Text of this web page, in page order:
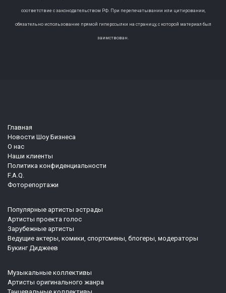
соответствие с законодательством РФ. При перепечатывании или цитировании,
обязательно использование прямой гиперссылки на страницу, с которой материал был
заимствован.
Главная
Новости Шоу Бизнеса
О нас
Наши клиенты
Политика конфиденциальности
F.A.Q.
Фоторепортажи
Популярные артисты эстрады
Артисты проекта голос
Зарубежные артисты
Ведущие актеры, комики, спортсмены, блогеры, модераторы
Букинг Диджеев
Музыкальные коллективы
Артисты оригинального жанра